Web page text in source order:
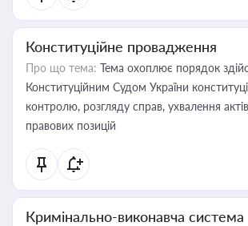
Конституційне провадження
Про що тема: Тема охоплює порядок
Конституційним Судом України
контролю, розгляду справ, ухвалення
правових позицій
Кримінально-виконавча система